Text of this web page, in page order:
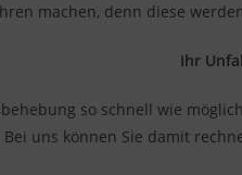
machen, denn diese
Ihr
so schnell wie
uns können Sie damit